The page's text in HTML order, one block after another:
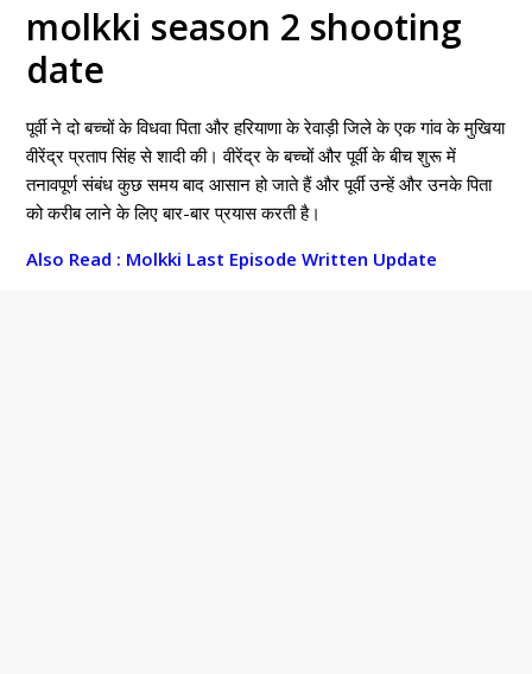
molkki season 2 shooting
date
पूर्वी ने दो बच्चों के विधवा पिता और हरियाणा के रेवाड़ी जिले के एक गांव के मुखिया
वीरेंद्र प्रताप सिंह से शादी की। वीरेंद्र के बच्चों और पूर्वी के बीच शुरू में
तनावपूर्ण संबंध कुछ समय बाद आसान हो जाते हैं और पूर्वी उन्हें और उनके पिता
को करीब लाने के लिए बार-बार प्रयास करती है।
Also Read : Molkki Last Episode Written Update